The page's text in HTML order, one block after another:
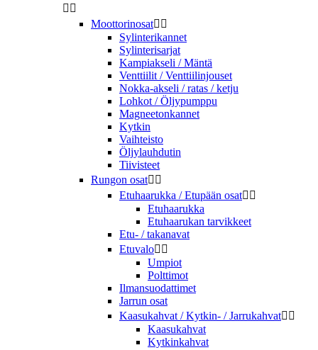
 
Moottorinosat 
Sylinterikannet
Sylinterisarjat
Kampiakseli / Mäntä
Venttiilit / Venttiilinjouset
Nokka-akseli / ratas / ketju
Lohkot / Öljypumppu
Magneetonkannet
Kytkin
Vaihteisto
Öljylauhdutin
Tiivisteet
Rungon osat 
Etuhaarukka / Etupään osat 
Etuhaarukka
Etuhaarukan tarvikkeet
Etu- / takanavat
Etuvalo 
Umpiot
Polttimot
Ilmansuodattimet
Jarrun osat
Kaasukahvat / Kytkin- / Jarrukahvat 
Kaasukahvat
Kytkinkahvat